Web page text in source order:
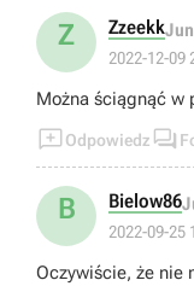
Z Zzeekk
2022-12-09
Można ściągnąć w
Odpowiedz 
B Bielow86
2022-09-25
Oczywiście, że nie